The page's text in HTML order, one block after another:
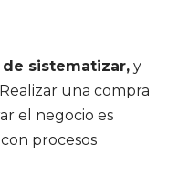
sistematizar, y
una compra
el negocio es
procesos